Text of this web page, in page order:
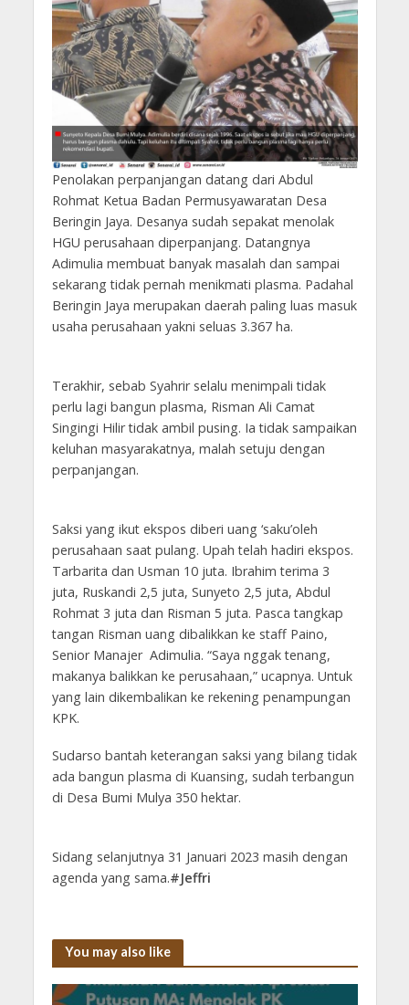
Penolakan perpanjangan datang dari Abdul
Rohmat Ketua Badan Permusyawaratan Desa
Beringin Jaya. Desanya sudah sepakat menolak
HGU perusahaan diperpanjang. Datangnya
Adimulia membuat banyak masalah dan sampai
sekarang tidak pernah menikmati plasma. Padahal
Beringin Jaya merupakan daerah paling luas masuk
usaha perusahaan yakni seluas 3.367 ha.
Terakhir, sebab Syahrir selalu menimpali tidak
perlu lagi bangun plasma, Risman Ali Camat
Singingi Hilir tidak ambil pusing. Ia tidak sampaikan
keluhan masyarakatnya, malah setuju dengan
perpanjangan.
Saksi yang ikut ekspos diberi uang ‘saku’oleh
perusahaan saat pulang. Upah telah hadiri ekspos.
Tarbarita dan Usman 10 juta. Ibrahim terima 3
juta, Ruskandi 2,5 juta, Sunyeto 2,5 juta, Abdul
Rohmat 3 juta dan Risman 5 juta. Pasca tangkap
tangan Risman uang dibalikkan ke staff Paino,
Senior Manajer Adimulia. “Saya nggak tenang,
makanya balikkan ke perusahaan,” ucapnya. Untuk
yang lain dikembalikan ke rekening penampungan
KPK.
Sudarso bantah keterangan saksi yang bilang tidak
ada bangun plasma di Kuansing, sudah terbangun
di Desa Bumi Mulya 350 hektar.
Sidang selanjutnya 31 Januari 2023 masih dengan
agenda yang sama.#Jeffri
You may also like